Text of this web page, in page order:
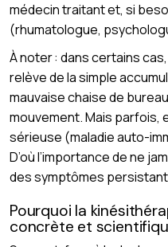
médecin traitant et, si
(rhumatologue,
À noter : dans certains
relève de la simple
mauvaise chaise de
mouvement. Mais parfois,
sérieuse (maladie auto-
D’où l’importance de ne
des symptômes
Pourquoi la
concrète et